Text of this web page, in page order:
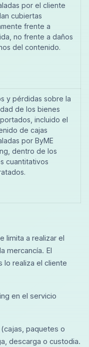
por el cliente
cubiertas
frente a
no frente a daños
del contenido.
y pérdidas sobre la
de los bienes
incluido el
de cajas
por ByME
dentro de los
cuantitativos
limita a realizar el
mercancía. El
lo realiza el cliente
en el servicio
paquetes o
descarga o custodia.